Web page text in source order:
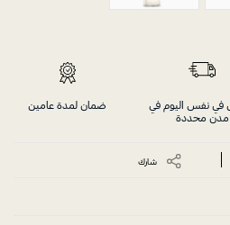
في نفس اليوم في
مدن محددة
ضمان لمدة عامين
شارك